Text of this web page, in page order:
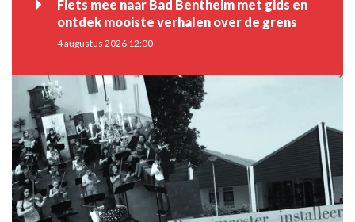
Fiets mee naar Bad Bentheim met gids en
ontdek mooiste verhalen over de grens
4 augustus 2026 12:00